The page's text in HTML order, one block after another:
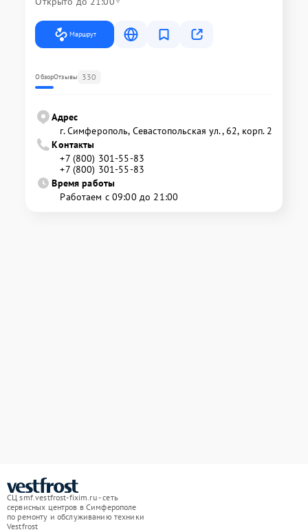
Маршрут
ОбзорОтзывы 330
Адрес
г. Симферополь, Севастопольская ул., 62, корп. 2
Контакты
+7 (800) 301-55-83
+7 (800) 301-55-83
Время работы
Работаем с 09:00 до 21:00
СЦ smf.vestfrost-fixim.ru - сеть
сервисных центров в Симферополе
по ремонту и обслуживанию техники
Vestfrost